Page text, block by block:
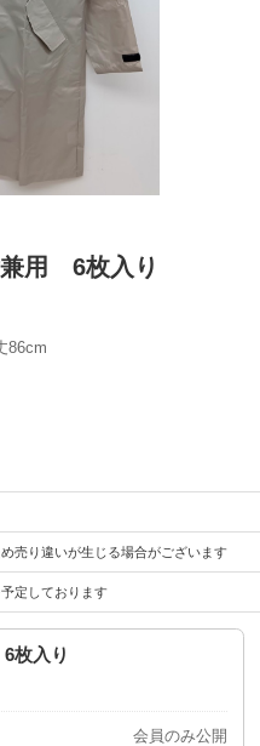
用 6枚入り
86cm
売り違いが生じる場合がございます
定しております
枚入り
会員のみ公開